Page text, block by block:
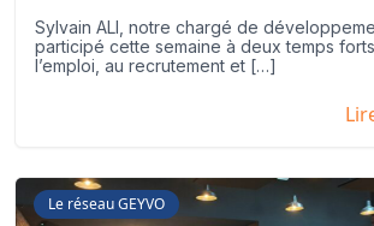
Sylvain ALI, notre chargé de
participé cette semaine à deux temps
l’emploi, au recrutement et […]
Le réseau GEYVO